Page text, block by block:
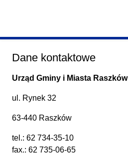
Dane kontaktowe
Urząd Gminy i Miasta Raszków
ul. Rynek 32
63-440 Raszków
tel.: 62 734-35-10
fax.: 62 735-06-65